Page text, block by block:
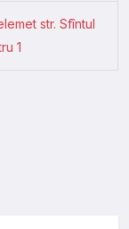
str. Sfîntul
1